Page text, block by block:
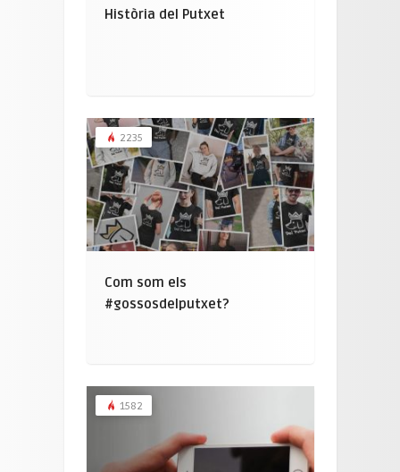
Història del Putxet
2235
Com som els
#gossosdelputxet?
1582